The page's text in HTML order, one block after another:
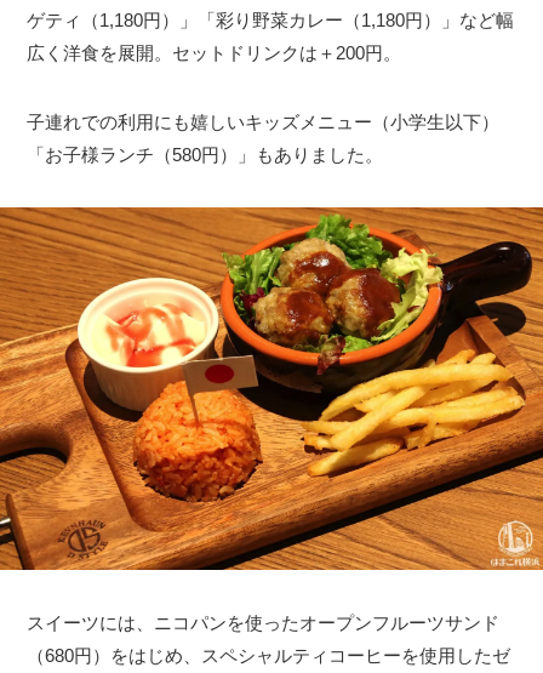
ゲティ（1,180円）」「彩り野菜カレー（1,180円）」など幅
広く洋食を展開。セットドリンクは＋200円。
子連れでの利用にも嬉しいキッズメニュー（小学生以下）
「お子様ランチ（580円）」もありました。
スイーツには、ニコパンを使ったオープンフルーツサンド
（680円）をはじめ、スペシャルティコーヒーを使用したゼ